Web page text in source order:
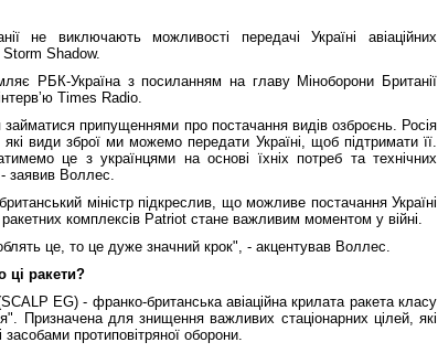
не виключають можливості передачі Україні авіаційних
Storm Shadow.
РБК-Україна з посиланням на главу Міноборони Британії
Times Radio.
припущеннями про постачання видів озброєнь. Росія
які види зброї ми можемо передати Україні, щоб підтримати її.
це з українцями на основі їхніх потреб та технічних
заявив Воллес.
міністр підкреслив, що можливе постачання Україні
комплексів Patriot стане важливим моментом у війні.
це, то це дуже значний крок", - акцентував Воллес.
ці ракети?
EG) - франко-британська авіаційна крилата ракета класу
Призначена для знищення важливих стаціонарних цілей, які
протиповітряної оборони.